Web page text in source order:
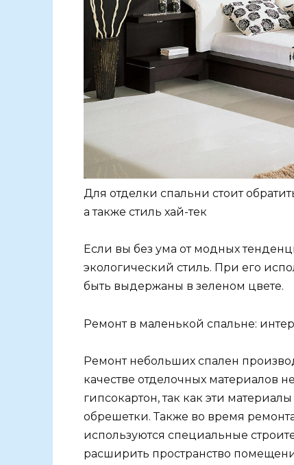
Для отделки спальни стоит
а также стиль хай-тек
Если вы без ума от модных
экологический стиль. При его
быть выдержаны в зеленом цвете.
Ремонт в маленькой спальне:
Ремонт небольших спален
качестве отделочных материалов
гипсокартон, так как эти
обрешетки. Также во время
используются специальные
расширить пространство